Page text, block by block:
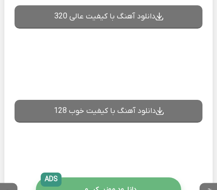
دانلود آهنگ با کیفیت عالی 320
دانلود آهنگ با کیفیت خوب 128
ADS